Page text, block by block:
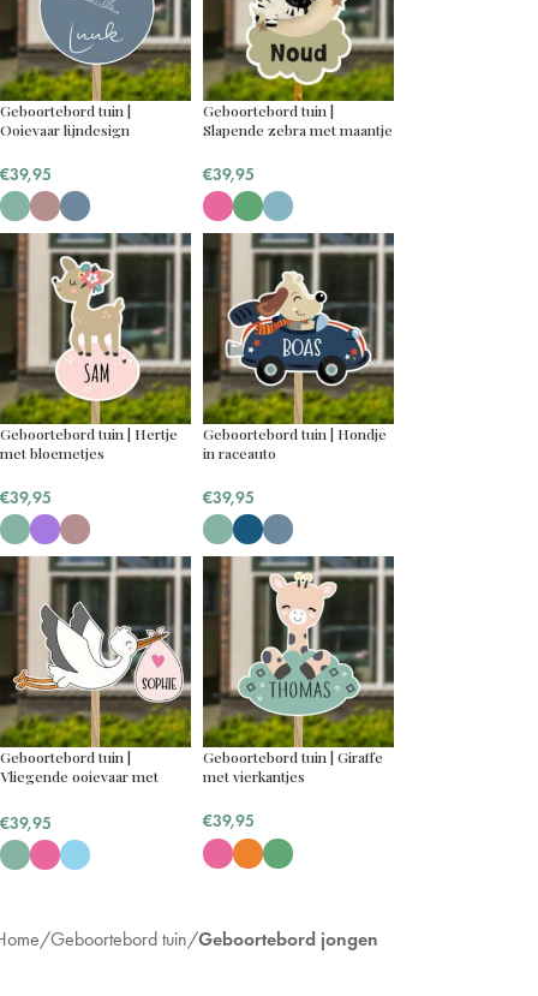
Geboortebord tuin |
Ooievaar lijndesign
€39,95
Geboortebord tuin |
Slapende zebra met maantje
€39,95
Geboortebord tuin | Hertje
met bloemetjes
€39,95
Geboortebord tuin | Hondje
in raceauto
€39,95
Geboortebord tuin |
Vliegende ooievaar met
€39,95
Geboortebord tuin | Giraffe
met vierkantjes
€39,95
Geboortebord tuin Geboortebord jongen